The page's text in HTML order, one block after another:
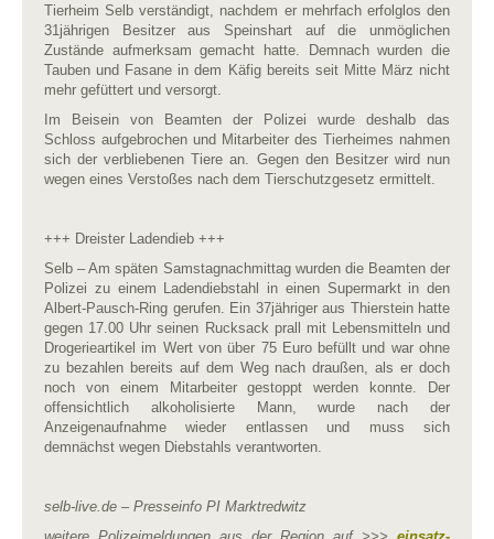
Tierheim Selb verständigt, nachdem er mehrfach erfolglos den
31jährigen Besitzer aus Speinshart auf die unmöglichen
Zustände aufmerksam gemacht hatte. Demnach wurden die
Tauben und Fasane in dem Käfig bereits seit Mitte März nicht
mehr gefüttert und versorgt.
Im Beisein von Beamten der Polizei wurde deshalb das
Schloss aufgebrochen und Mitarbeiter des Tierheimes nahmen
sich der verbliebenen Tiere an. Gegen den Besitzer wird nun
wegen eines Verstoßes nach dem Tierschutzgesetz ermittelt.
+++ Dreister Ladendieb +++
Selb – Am späten Samstagnachmittag wurden die Beamten der
Polizei zu einem Ladendiebstahl in einen Supermarkt in den
Albert-Pausch-Ring gerufen. Ein 37jähriger aus Thierstein hatte
gegen 17.00 Uhr seinen Rucksack prall mit Lebensmitteln und
Drogerieartikel im Wert von über 75 Euro befüllt und war ohne
zu bezahlen bereits auf dem Weg nach draußen, als er doch
noch von einem Mitarbeiter gestoppt werden konnte. Der
offensichtlich alkoholisierte Mann, wurde nach der
Anzeigenaufnahme wieder entlassen und muss sich
demnächst wegen Diebstahls verantworten.
selb-live.de – Presseinfo PI Marktredwitz